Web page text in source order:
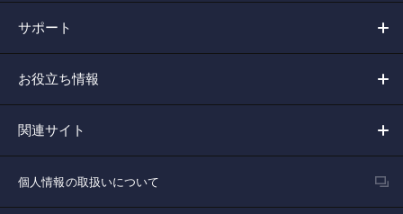
サポート
お役立ち情報
関連サイト
個人情報の取扱いについて